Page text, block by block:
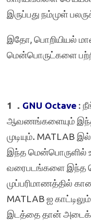
இருப்பது நம்முள்
இதோ, பொறியியல்
மென்பொருட்களை
1 . GNU Octave :
ஆவணங்களையும்
முடியும். MATLAB
இந்த மென்பொருளில்
வரைபடங்களை இந்த
முப்பரிமாணத்தில்
MATLAB ஐ
இடத்தை தான்